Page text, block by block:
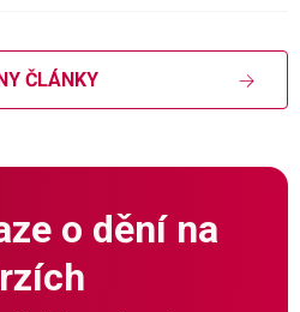
ČLÁNKY
o dění na